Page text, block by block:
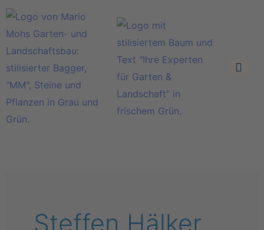
Zum
Steffen Hälker